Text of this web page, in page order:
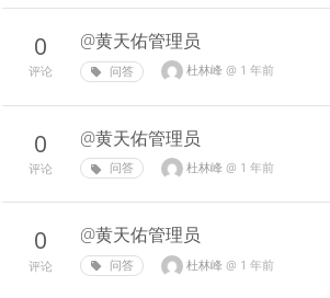
0
评论
@黄天佑管理员
问答 杜林峰 @ 1 年前
0
评论
@黄天佑管理员
问答 杜林峰 @ 1 年前
0
评论
@黄天佑管理员
问答 杜林峰 @ 1 年前